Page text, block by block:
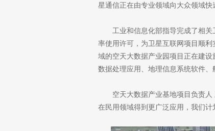
星通信正在由专业领域向大众领域快
工业和信息化部指导完成了相
率使用许可，为卫星互联网项目顺
域的空天大数据产业园项目正在建
数据处理应用、地理信息系统软件、
空天大数据产业基地项目负责
在民用领域得到更广泛应用，我们计